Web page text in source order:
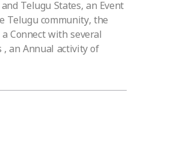
Telugu States, an Event
Telugu community, the
Connect with several
, an Annual activity of